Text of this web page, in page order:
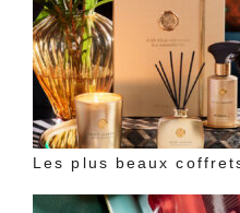
Les plus beaux